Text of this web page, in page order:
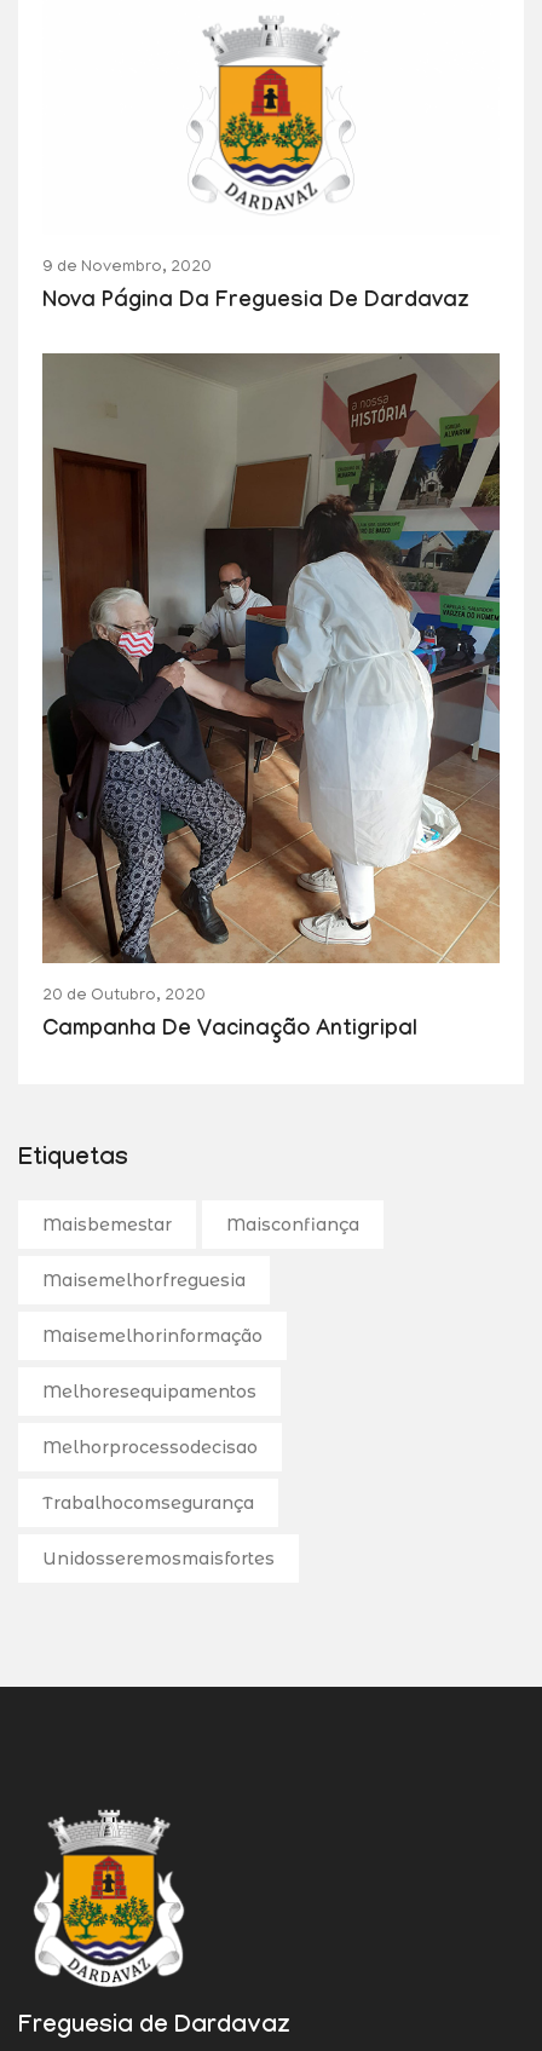
9 de Novembro, 2020
Nova Página Da Freguesia De Dardavaz
20 de Outubro, 2020
Campanha De Vacinação Antigripal
Etiquetas
Maisbemestar Maisconfiança
Maisemelhorfreguesia
Maisemelhorinformação
Melhoresequipamentos
Melhorprocessodecisao
Trabalhocomsegurança
Unidosseremosmaisfortes
Freguesia de Dardavaz